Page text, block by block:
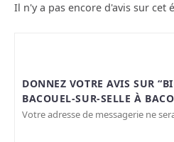
Il n'y a pas encore d'avis sur cet
DONNEZ VOTRE AVIS SUR
BACOUEL-SUR-SELLE À
Votre adresse de messagerie ne